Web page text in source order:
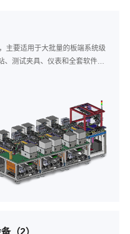
主要适用于大批量的板端系统级
、测试夹具、仪表和全套软件，
活性。
（2）